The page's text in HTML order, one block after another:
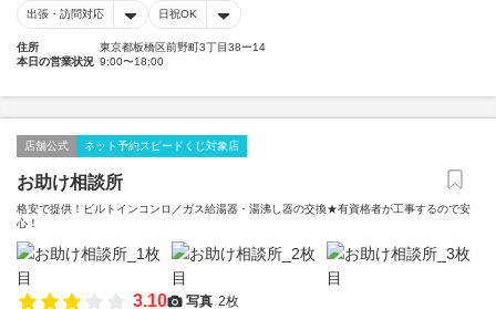
出張・訪問対応 日祝OK
住所
東京都板橋区前野町3丁目38ー14
本日の営業状況 9:00〜18:00
店舗公式 ネット予約スピードくじ対象店
お助け相談所
格安で提供！ビルトインコンロ／ガス給湯器・湯沸し器の交換★有資格者が工事するので安
心！
3.10 写真 2枚